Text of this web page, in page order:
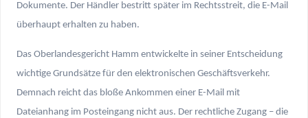
Dokumente. Der Händler bestritt später im Rechtsstreit, die E-Mail
überhaupt erhalten zu haben.
Das Oberlandesgericht Hamm entwickelte in seiner Entscheidung
wichtige Grundsätze für den elektronischen Geschäftsverkehr.
Demnach reicht das bloße Ankommen einer E-Mail mit
Dateianhang im Posteingang nicht aus. Der rechtliche Zugang – die